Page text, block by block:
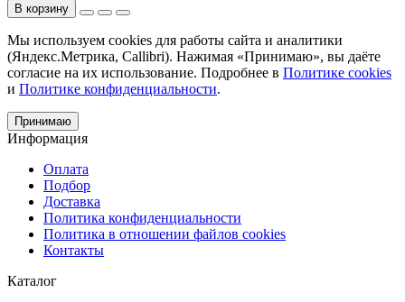
В корзину
Мы используем cookies для работы сайта и аналитики
(Яндекс.Метрика, Callibri). Нажимая «Принимаю», вы даёте
согласие на их использование. Подробнее в Политике cookies
и Политике конфиденциальности.
Принимаю
Информация
Оплата
Подбор
Доставка
Политика конфиденциальности
Политика в отношении файлов cookies
Контакты
Каталог